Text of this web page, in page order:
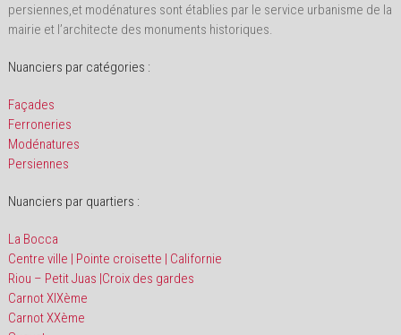
persiennes,et modénatures sont établies par le service urbanisme de la
mairie et l’architecte des monuments historiques.
Nuanciers par catégories :
Façades
Ferroneries
Modénatures
Persiennes
Nuanciers par quartiers :
La Bocca
Centre ville | Pointe croisette | Californie
Riou – Petit Juas |Croix des gardes
Carnot XIXème
Carnot XXème